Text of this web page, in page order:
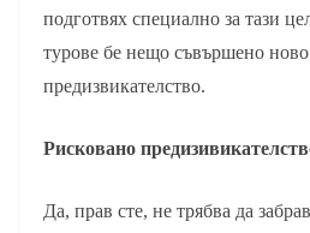
подготвях специално за тази
турове бе нещо съвършено
предизвикателство.
Рисковано
Да, прав сте, не трябва да